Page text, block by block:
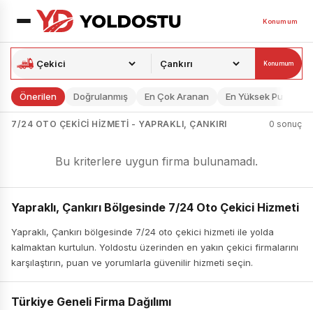
Konumum
Konumum
Önerilen Doğrulanmış En Çok Aranan En Yüksek Puan
7/24 OTO ÇEKICI HIZMETI - YAPRAKLI, ÇANKIRI 0 sonuç
Bu kriterlere uygun firma bulunamadı.
Yapraklı, Çankırı Bölgesinde 7/24 Oto Çekici Hizmeti
Yapraklı, Çankırı bölgesinde 7/24 oto çekici hizmeti ile yolda
kalmaktan kurtulun. Yoldostu üzerinden en yakın çekici firmalarını
karşılaştırın, puan ve yorumlarla güvenilir hizmeti seçin.
Türkiye Geneli Firma Dağılımı